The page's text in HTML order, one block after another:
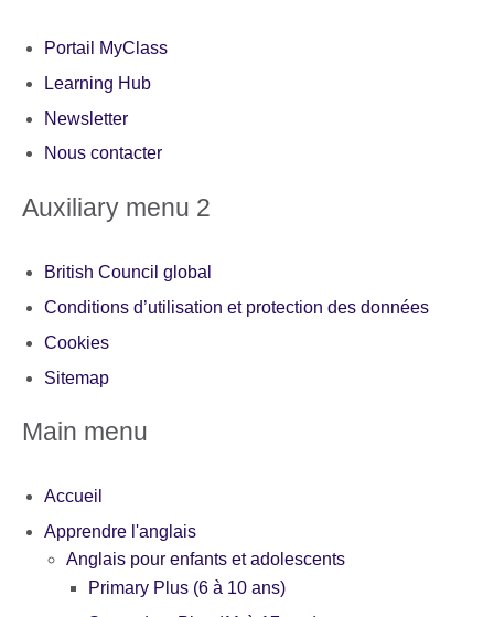
Portail MyClass
Learning Hub
Newsletter
Nous contacter
Auxiliary menu 2
British Council global
Conditions d’utilisation et protection des données
Cookies
Sitemap
Main menu
Accueil
Apprendre l'anglais
Anglais pour enfants et adolescents
Primary Plus (6 à 10 ans)